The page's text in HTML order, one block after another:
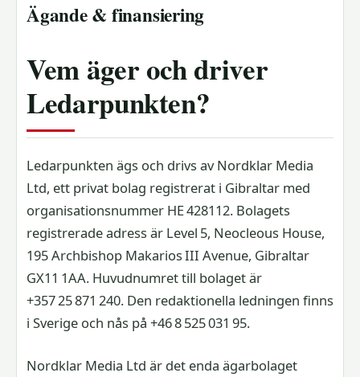
Ägande & finansiering
Vem äger och driver
Ledarpunkten?
Ledarpunkten ägs och drivs av Nordklar Media
Ltd, ett privat bolag registrerat i Gibraltar med
organisationsnummer HE 428112. Bolagets
registrerade adress är Level 5, Neocleous House,
195 Archbishop Makarios III Avenue, Gibraltar
GX11 1AA. Huvudnumret till bolaget är
+357 25 871 240. Den redaktionella ledningen finns
i Sverige och nås på +46 8 525 031 95.
Nordklar Media Ltd är det enda ägarbolaget